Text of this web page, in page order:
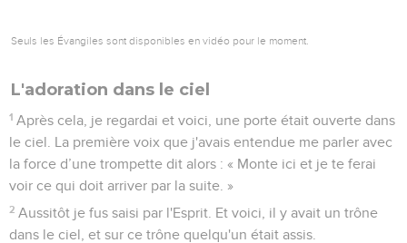
Seuls les Évangiles sont disponibles en vidéo pour le moment.
L'adoration dans le ciel
1 Après cela, je regardai et voici, une porte était ouverte dans
le ciel. La première voix que j'avais entendue me parler avec
la force d’une trompette dit alors : « Monte ici et je te ferai
voir ce qui doit arriver par la suite. »
2 Aussitôt je fus saisi par l'Esprit. Et voici, il y avait un trône
dans le ciel, et sur ce trône quelqu'un était assis.